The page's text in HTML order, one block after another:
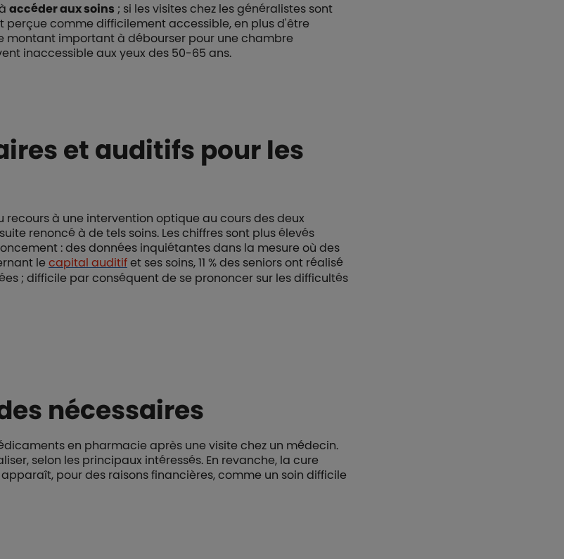
accéder aux soins ; si les visites chez les généralistes sont
comme difficilement accessible, en plus d'être
montant important à débourser pour une chambre
inaccessible aux yeux des 50-65 ans.
et auditifs pour les
recours à une intervention optique au cours des deux
renoncé à de tels soins. Les chiffres sont plus élevés
: des données inquiétantes dans la mesure où des
lecapital auditifet ses soins, 11 % des seniors ont réalisé
; difficile par conséquent de se prononcer sur les difficultés
nécessaires
en pharmacie après une visite chez un médecin.
selon les principaux intéressés. En revanche, la cure
pour des raisons financières, comme un soin difficile